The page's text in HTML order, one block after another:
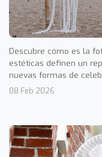
Descubre cómo es la
estéticas definen un
nuevas formas de
08 Feb 2026